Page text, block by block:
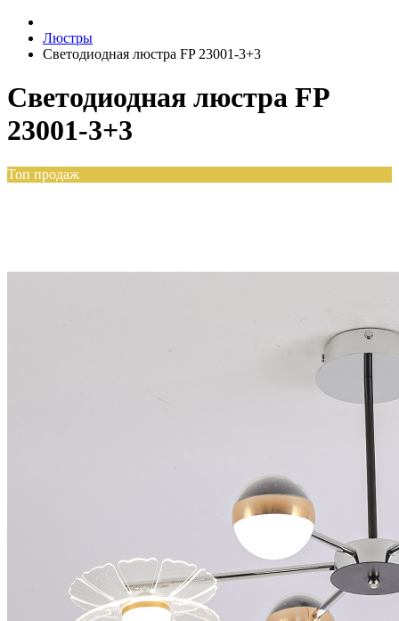
Люстры
Светодиодная люстра FP 23001-3+3
Светодиодная люстра FP
23001-3+3
Топ продаж